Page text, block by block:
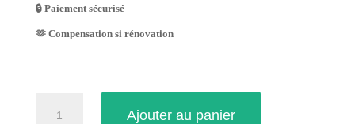
🔒 Paiement sécurisé
🫶 Compensation si rénovation
Ajouter au panier